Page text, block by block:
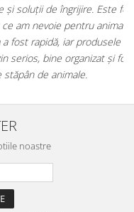
îngrijire. Este foarte
pentru animalul meu
iar produsele au fost
organizat și foarte util
animale.
noastre